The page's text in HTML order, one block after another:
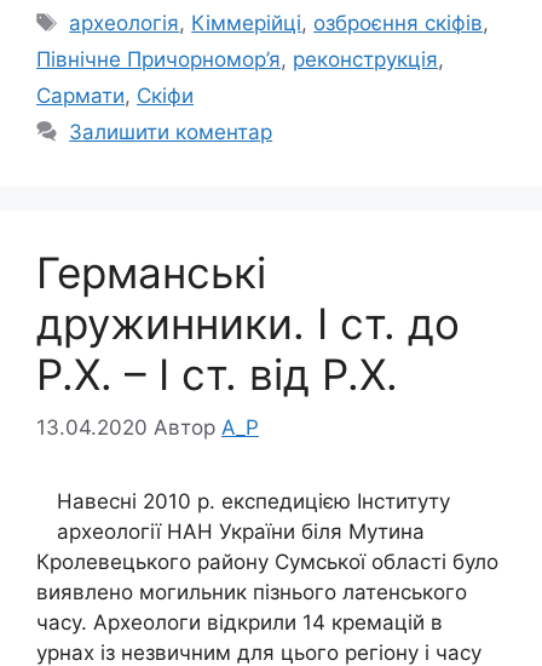
Позначки
археологія, Кіммерійці, озброєння скіфів,
Північне Причорномор’я, реконструкція,
Сармати, Скіфи
Залишити коментар
Германські
дружинники. І ст. до
Р.Х. – І ст. від Р.Х.
13.04.2020 Автор A_P
Навесні 2010 р. експедицією Інституту
археології НАН України біля Мутина
Кролевецького району Сумської області було
виявлено могильник пізнього латенського
часу. Археологи відкрили 14 кремацій в
урнах із незвичним для цього регіону і часу